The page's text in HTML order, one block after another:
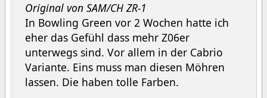
Original von SAM/CH ZR-1
In Bowling Green vor 2 Wochen hatte ich
eher das Gefühl dass mehr Z06er
unterwegs sind. Vor allem in der Cabrio
Variante. Eins muss man diesen Möhren
lassen. Die haben tolle Farben.